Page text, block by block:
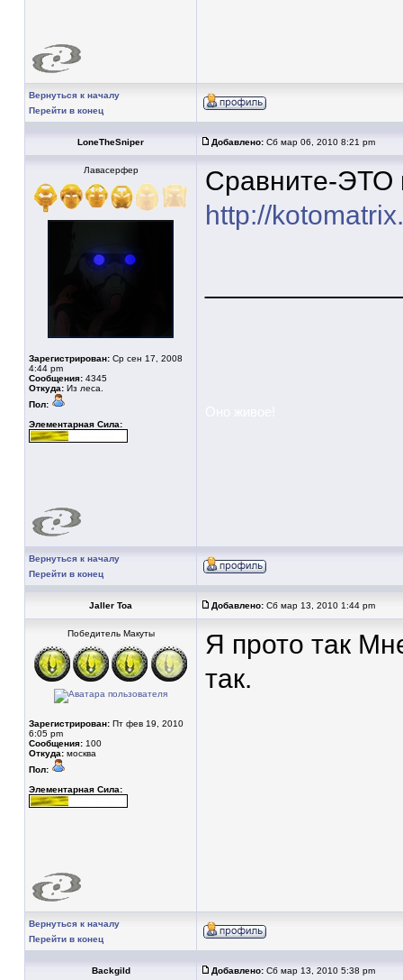
Вернуться к началу
Перейти в конец
LoneTheSniper Добавлено: Сб мар 06, 2010 8:21 pm
Лавасерфер
Зарегистрирован: Ср сен 17, 2008
4:44 pm
Сообщения: 4345
Откуда: Из леса.
Пол:
Элементарная Сила:
Сравните-ЭТО
http://
Вернуться к началу
Перейти в конец
Jaller Toa Добавлено: Сб мар 13, 2010 1:44 pm
Победитель Макуты
Зарегистрирован: Пт фев 19, 2010
6:05 pm
Сообщения: 100
Откуда: москва
Пол:
Элементарная Сила:
Я прото так
так.
Вернуться к началу
Перейти в конец
Backgild Добавлено: Сб мар 13, 2010 5:38 pm